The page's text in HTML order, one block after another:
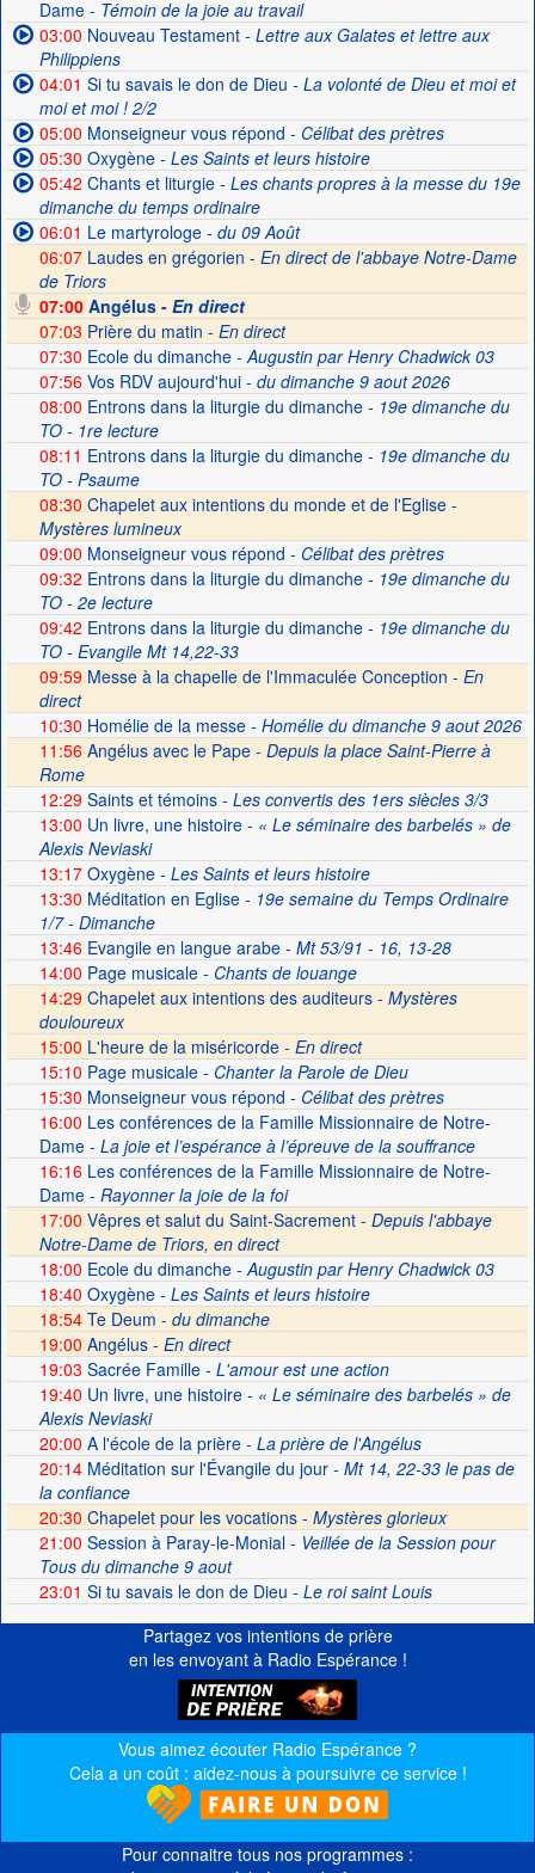
Dame- Témoin de la joie au travail
03:00 Nouveau Testament- Lettre aux Galates et lettre aux
Philippiens
04:01 Si tu savais le don de Dieu - La volonté de Dieu et moi et
moi et moi ! 2/2
05:00 Monseigneur vous répond - Célibat des prètres
05:30 Oxygène- Les Saints et leurs histoire
05:42 Chants et liturgie- Les chants propres à la messe du 19e
dimanche du temps ordinaire
06:01 Le martyrologe- du 09 Août
06:07Laudes en grégorien - En direct de l'abbaye Notre-Dame
de Triors
07:00Angélus - En direct
07:03 Prière du matin - En direct
07:30 Ecole du dimanche- Augustin par Henry Chadwick 03
07:56Vos RDV aujourd'hui- du dimanche 9 aout 2026
08:00 Entrons dans la liturgie du dimanche- 19e dimanche du
TO - 1re lecture
08:11 Entrons dans la liturgie du dimanche- 19e dimanche du
TO - Psaume
08:30 Chapelet aux intentions du monde et de l'Eglise -
Mystères lumineux
09:00 Monseigneur vous répond - Célibat des prètres
09:32 Entrons dans la liturgie du dimanche- 19e dimanche du
TO - 2e lecture
09:42 Entrons dans la liturgie du dimanche- 19e dimanche du
TO - Evangile Mt 14,22-33
09:59 Messe à la chapelle de l'Immaculée Conception - En
direct
10:30 Homélie de la messe- Homélie du dimanche 9 aout 2026
11:56 Angélus avec le Pape - Depuis la place Saint-Pierre à
Rome
12:29Saints et témoins- Les convertis des 1ers siècles 3/3
13:00 Un livre, une histoire- « Le séminaire des barbelés » de
Alexis Neviaski
13:17Oxygène- Les Saints et leurs histoire
13:30 Méditation en Eglise- 19e semaine du Temps Ordinaire
1/7 - Dimanche
13:46Evangile en langue arabe- Mt 53/91 - 16, 13-28
14:00 Page musicale- Chants de louange
14:29 Chapelet aux intentions des auditeurs - Mystères
douloureux
15:00 L'heure de la miséricorde - En direct
15:10 Page musicale- Chanter la Parole de Dieu
15:30 Monseigneur vous répond - Célibat des prètres
16:00 Les conférences de la Famille Missionnaire de Notre-
Dame- La joie et l’espérance à l’épreuve de la souffrance
16:16Les conférences de la Famille Missionnaire de Notre-
Dame- Rayonner la joie de la foi
17:00 Vêpres et salut du Saint-Sacrement - Depuis l'abbaye
Notre-Dame de Triors, en direct
18:00 Ecole du dimanche- Augustin par Henry Chadwick 03
18:40 Oxygène- Les Saints et leurs histoire
18:54Te Deum - du dimanche
19:00 Angélus - En direct
19:03 Sacrée Famille- L'amour est une action
19:40 Un livre, une histoire- « Le séminaire des barbelés » de
Alexis Neviaski
20:00 A l'école de la prière- La prière de l'Angélus
20:14Méditation sur l'Évangile du jour- Mt 14, 22-33 le pas de
la confiance
20:30 Chapelet pour les vocations - Mystères glorieux
21:00 Session à Paray-le-Monial- Veillée de la Session pour
Tous du dimanche 9 aout
23:01 Si tu savais le don de Dieu - Le roi saint Louis
Partagez vos intentions de prière
en les envoyant à Radio Espérance !
Vous aimez écouter Radio Espérance ?
Cela a un coût : aidez-nous à poursuivre ce service !
Pour connaitre tous nos programmes :